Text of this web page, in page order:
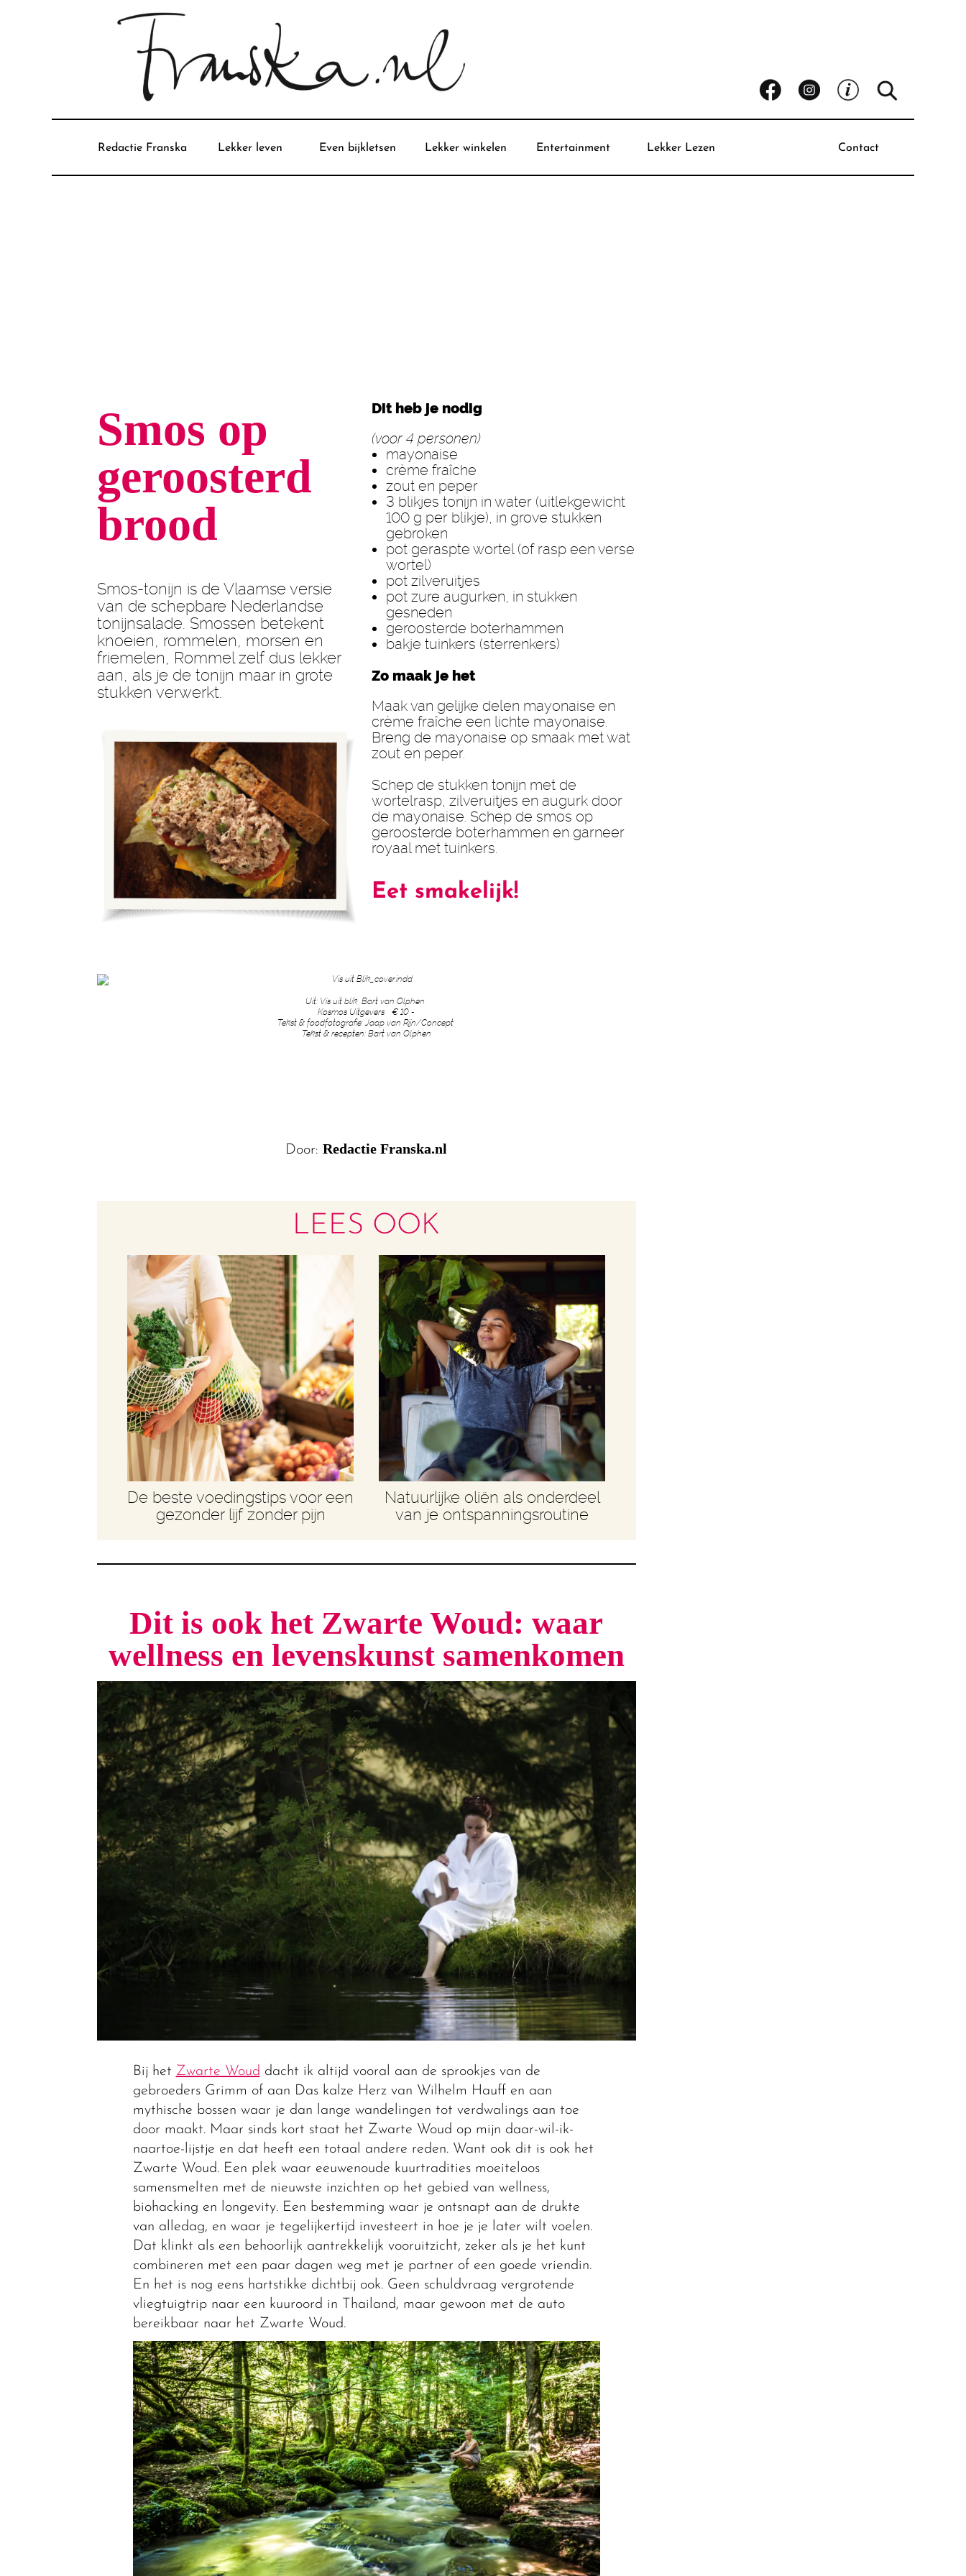
Redactie Franska Lekker leven Even bijkletsen Lekker winkelen Entertainment Lekker Lezen Contact
Smos op
geroosterd
brood
Smos-tonijn is de Vlaamse versie
van de schepbare Nederlandse
tonijnsalade. Smossen betekent
knoeien, rommelen, morsen en
friemelen, Rommel zelf dus lekker
aan, als je de tonijn maar in grote
stukken verwerkt.
Dit heb je nodig
(voor 4 personen)
mayonaise
crème fraîche
zout en peper
3 blikjes tonijn in water (uitlekgewicht
100 g per blikje), in grove stukken
gebroken
pot geraspte wortel (of rasp een verse
wortel)
pot zilveruitjes
pot zure augurken, in stukken
gesneden
geroosterde boterhammen
bakje tuinkers (sterrenkers)
Zo maak je het
Maak van gelijke delen mayonaise en
crème fraîche een lichte mayonaise.
Breng de mayonaise op smaak met wat
zout en peper.
Schep de stukken tonijn met de
wortelrasp, zilveruitjes en augurk door
de mayonaise. Schep de smos op
geroosterde boterhammen en garneer
royaal met tuinkers.
Eet smakelijk!
Uit: Vis uit blik, Bart van Olphen,
Kosmos Uitgevers, € 10,-
Tekst & foodfotografie: Jaap van Rijn/Concept,
Tekst & recepten: Bart van Olphen
Door: Redactie Franska.nl
LEES OOK
De beste voedingstips voor een
gezonder lijf zonder pijn
Natuurlijke oliën als onderdeel
van je ontspanningsroutine
Dit is ook het Zwarte Woud: waar
wellness en levenskunst samenkomen
Bij het Zwarte Woud dacht ik altijd vooral aan de sprookjes van de
gebroeders Grimm of aan Das kalze Herz van Wilhelm Hauff en aan
mythische bossen waar je dan lange wandelingen tot verdwalings aan toe
door maakt. Maar sinds kort staat het Zwarte Woud op mijn daar-wil-ik-
naartoe-lijstje en dat heeft een totaal andere reden. Want ook dit is ook het
Zwarte Woud. Een plek waar eeuwenoude kuurtradities moeiteloos
samensmelten met de nieuwste inzichten op het gebied van wellness,
biohacking en longevity. Een bestemming waar je ontsnapt aan de drukte
van alledag, en waar je tegelijkertijd investeert in hoe je je later wilt voelen.
Dat klinkt als een behoorlijk aantrekkelijk vooruitzicht, zeker als je het kunt
combineren met een paar dagen weg met je partner of een goede vriendin.
En het is nog eens hartstikke dichtbij ook. Geen schuldvraag vergrotende
vliegtuigtrip naar een kuuroord in Thailand, maar gewoon met de auto
bereikbaar naar het Zwarte Woud.